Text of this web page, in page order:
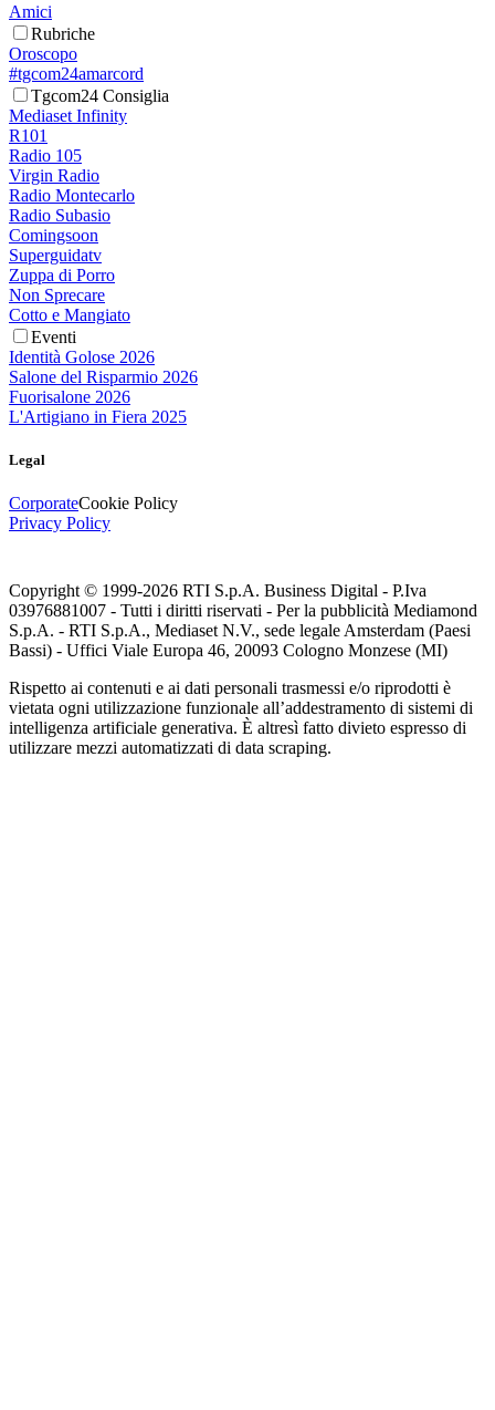
Amici
Rubriche
Oroscopo
#tgcom24amarcord
Tgcom24 Consiglia
Mediaset Infinity
R101
Radio 105
Virgin Radio
Radio Montecarlo
Radio Subasio
Comingsoon
Superguidatv
Zuppa di Porro
Non Sprecare
Cotto e Mangiato
Eventi
Identità Golose 2026
Salone del Risparmio 2026
Fuorisalone 2026
L'Artigiano in Fiera 2025
Legal
CorporateCookie Policy
Privacy Policy
Copyright © 1999-2026 RTI S.p.A. Business Digital - P.Iva
03976881007 - Tutti i diritti riservati - Per la pubblicità Mediamond
S.p.A. - RTI S.p.A., Mediaset N.V., sede legale Amsterdam (Paesi
Bassi) - Uffici Viale Europa 46, 20093 Cologno Monzese (MI)
Rispetto ai contenuti e ai dati personali trasmessi e/o riprodotti è
vietata ogni utilizzazione funzionale all’addestramento di sistemi di
intelligenza artificiale generativa. È altresì fatto divieto espresso di
utilizzare mezzi automatizzati di data scraping.